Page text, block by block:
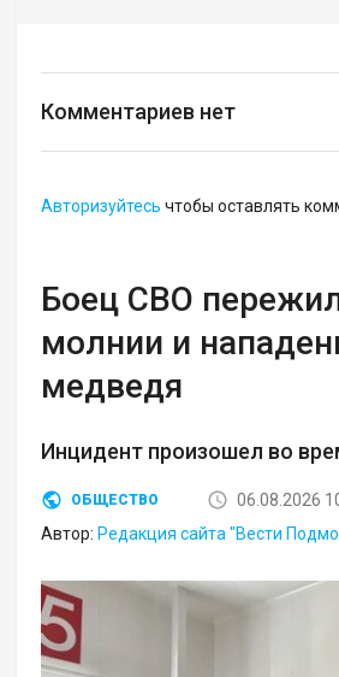
Комментариев нет
Авторизуйтесь чтобы оставлять
Боец СВО
молнии и
медведя
Инцидент произошел во
ОБЩЕСТВО
06.08.2026
Автор: Редакция сайта "Вести